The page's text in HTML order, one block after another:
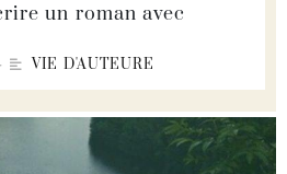
un roman avec
• VIE D'AUTEURE